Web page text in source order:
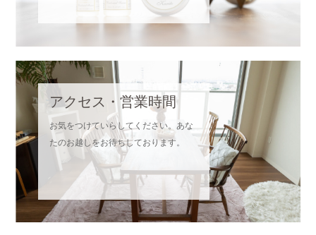
アクセス・営業時間
お気をつけていらしてください。あな
たのお越しをお待ちしております。